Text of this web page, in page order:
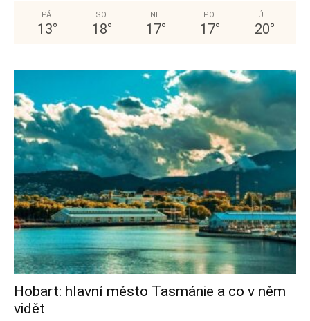
PÁ
13°
SO
18°
NE
17°
PO
17°
ÚT
20°
Hobart: hlavní město Tasmánie a co v něm
vidět